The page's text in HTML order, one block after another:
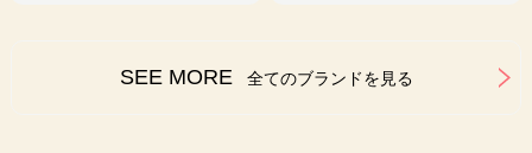
SEE MORE 全てのブランドを見る